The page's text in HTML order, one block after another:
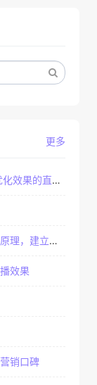
更多
的直接因素
准确客户群体
效果
销口碑